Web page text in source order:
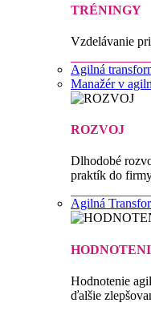
TRÉNINGY
Vzdelávanie
Agilná
Manažér v
ROZVOJ
Dlhodobé
praktík do
Agilná
Hodnotenie
ďalšie